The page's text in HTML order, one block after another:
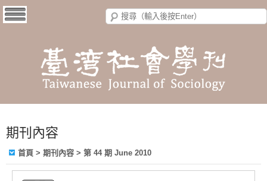
期刊內容
首頁 > 期刊內容 > 第 44 期 June 2010